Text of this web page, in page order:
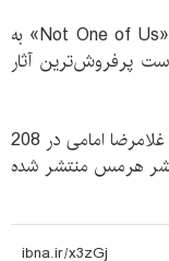
به گفته امامی، کتاب «از ما نیست» با عنوان «Not One of Us» به
پرفروش‌ترین آثار
چاپ چهارم کتاب «بامزه در فارسی» با ترجمه غلامرضا امامی در 208
هرمس منتشر شده